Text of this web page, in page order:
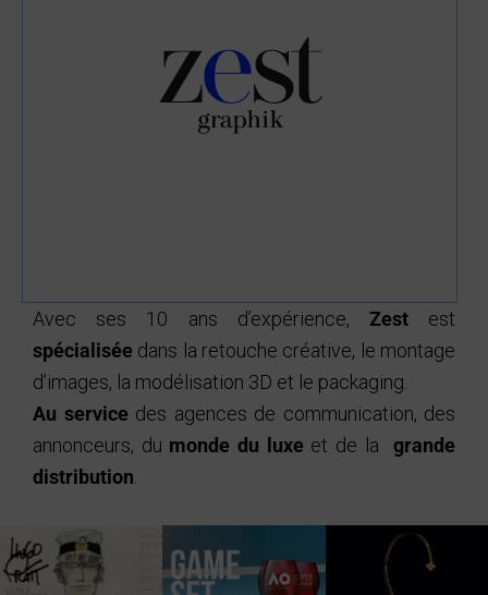
Avec ses 10 ans d’expérience, Zest est
spécialisée dans la retouche créative, le montage
d’images, la modélisation 3D et le packaging.
Au service des agences de communication, des
annonceurs, du monde du luxe et de la
grande
distribution.